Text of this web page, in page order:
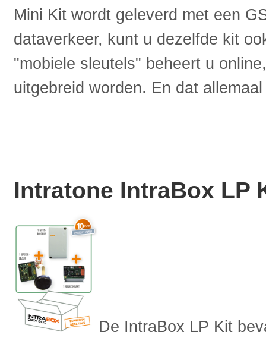
Mini Kit wordt geleverd met een
dataverkeer, kunt u dezelfde kit
"mobiele sleutels" beheert u
uitgebreid worden. En dat
Intratone IntraBox LP
De IntraBox LP Kit